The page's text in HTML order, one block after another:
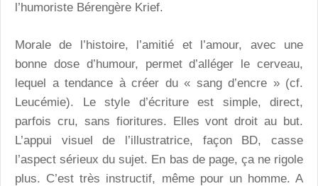
l’humoriste Bérengère Krief.
Morale de l’histoire, l’amitié et l’amour, avec une
bonne dose d’humour, permet d’alléger le cerveau,
lequel a tendance à créer du « sang d’encre » (cf.
Leucémie). Le style d’écriture est simple, direct,
parfois cru, sans fioritures. Elles vont droit au but.
L’appui visuel de l’illustratrice, façon BD, casse
l’aspect sérieux du sujet. En bas de page, ça ne rigole
plus. C’est très instructif, même pour un homme. A